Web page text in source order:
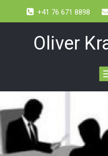
+41 76 671 8898
Oliver